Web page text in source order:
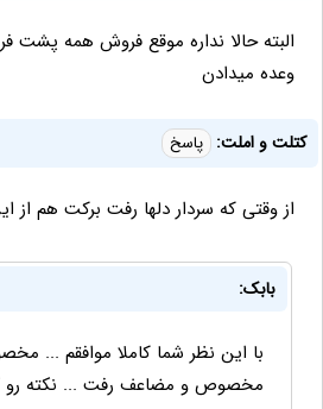
البته حالا نداره موقع فروش همه
وعده میدادن
کتلت و املت: پاسخ
از وقتی که سردار دلها رفت برکت هم
بابک:
با این نظر شما کاملا موافقم ...
مخصوص و مضاعف رفت ... نکته رو